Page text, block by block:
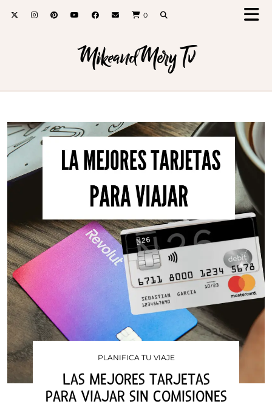
0
MikeandMery Tv
PLANIFICA TU VIAJE
LAS MEJORES TARJETAS
PARA VIAJAR SIN COMISIONES